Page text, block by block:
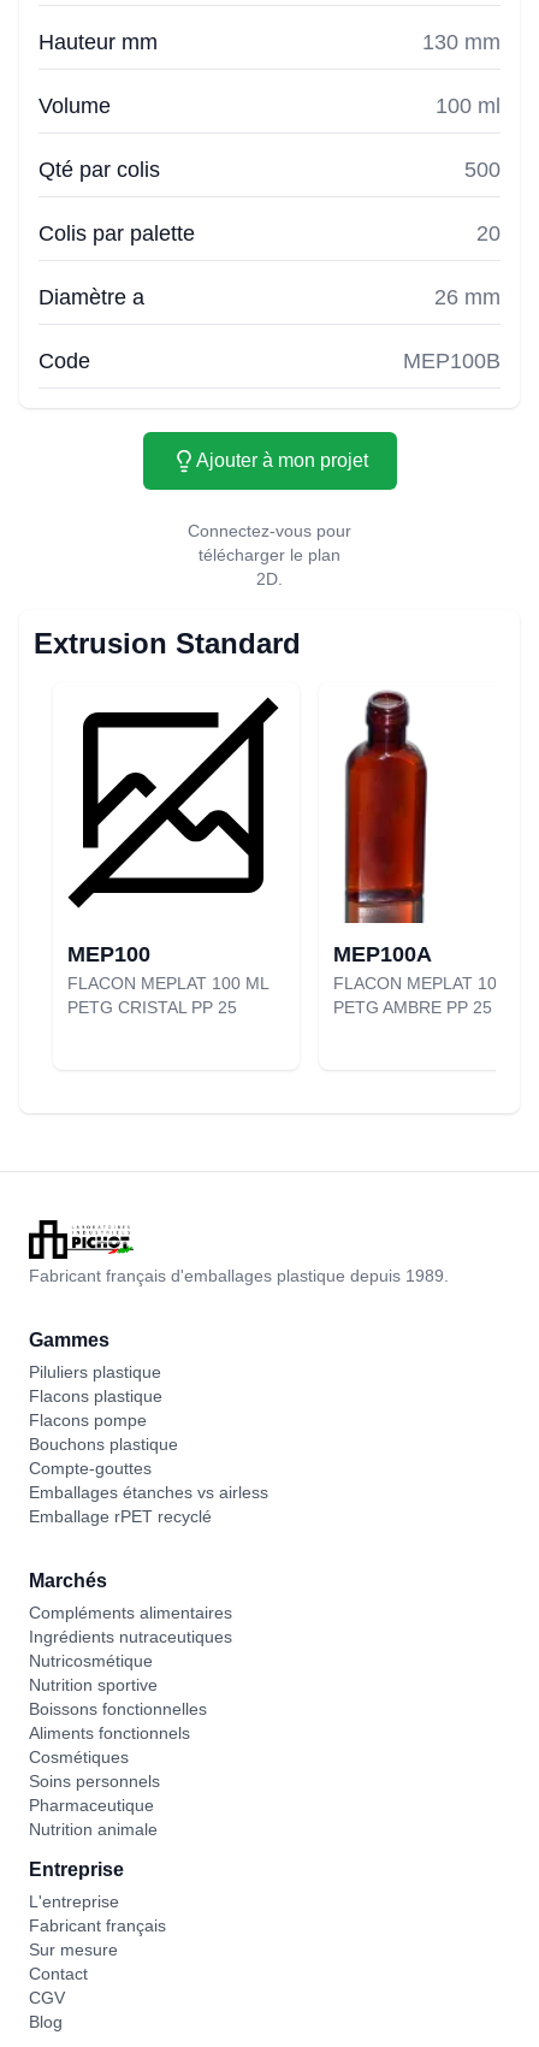
Hauteur mm 130 mm
Volume 100 ml
Qté par colis 500
Colis par palette 20
Diamètre a 26 mm
Code MEP100B
Ajouter à mon projet
Connectez-vous pour
télécharger le plan
2D.
Extrusion Standard
MEP100
FLACON MEPLAT 100 ML
PETG CRISTAL PP 25
MEP100A
FLACON MEPLAT 100 ML
PETG AMBRE PP 25
Fabricant français d'emballages plastique depuis 1989.
Gammes
Piluliers plastique
Flacons plastique
Flacons pompe
Bouchons plastique
Compte-gouttes
Emballages étanches vs airless
Emballage rPET recyclé
Marchés
Compléments alimentaires
Ingrédients nutraceutiques
Nutricosmétique
Nutrition sportive
Boissons fonctionnelles
Aliments fonctionnels
Cosmétiques
Soins personnels
Pharmaceutique
Nutrition animale
Entreprise
L'entreprise
Fabricant français
Sur mesure
Contact
CGV
Blog